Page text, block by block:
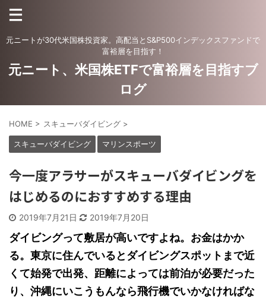
元ニートが30代米国株投資家。高配当とS&P500インデックスファンドで
富裕層を目指す！
元ニート、米国株ETFで富裕層を目指すブ
ログ
HOME > スキューバダイビング >
スキューバダイビング マリンスポーツ
今一度アラサーがスキューバダイビングを
はじめるのにおすすめする理由
2019年7月21日 2019年7月20日
ダイビングって敷居が高いですよね。お金はかか
る。東京に住んでいるとダイビングスポットまで近
くて始発で出発、距離によっては前泊が必要だった
り、沖縄にいこうもんなら飛行機でいかなければな